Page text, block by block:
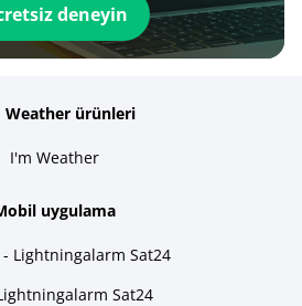
deneyin
Weather ürünleri
I'm Weather
uygulama
Lightningalarm Sat24
Sat24